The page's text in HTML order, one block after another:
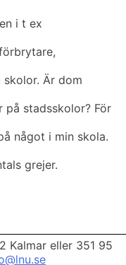
i t ex
Är dom
på stadsskolor? För
något i min skola.
grejer.
Kalmar eller 351 95